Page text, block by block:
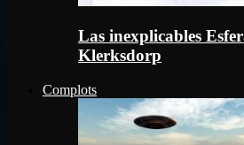
Las inexplicables
Klerksdorp
Complots